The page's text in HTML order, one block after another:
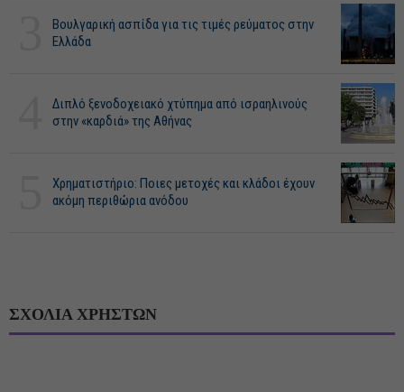
Βουλγαρική ασπίδα για τις τιμές ρεύματος στην
Ελλάδα
Διπλό ξενοδοχειακό χτύπημα από ισραηλινούς
στην «καρδιά» της Αθήνας
Χρηματιστήριο: Ποιες μετοχές και κλάδοι έχουν
ακόμη περιθώρια ανόδου
ΣΧΟΛΙΑ ΧΡΗΣΤΩΝ